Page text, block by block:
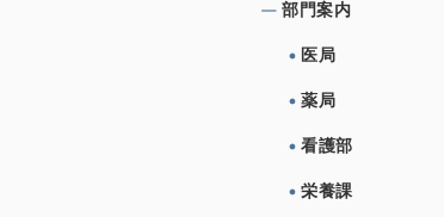
部⾨案内
医局
薬局
看護部
栄養課